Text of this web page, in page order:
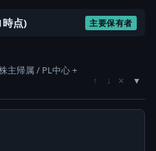
点) 主要保有者
主帰属 / PL中心 +
↑ ↓ ×